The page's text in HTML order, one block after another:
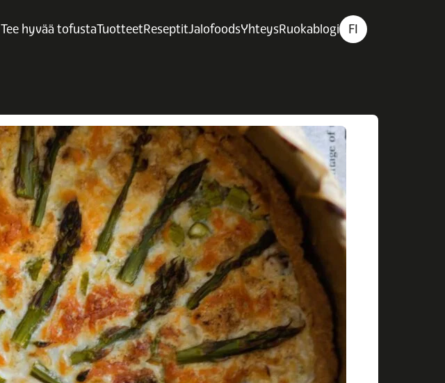
Tee hyvää tofustaTuotteetReseptitJalofoodsYhteysRuokablogi FI